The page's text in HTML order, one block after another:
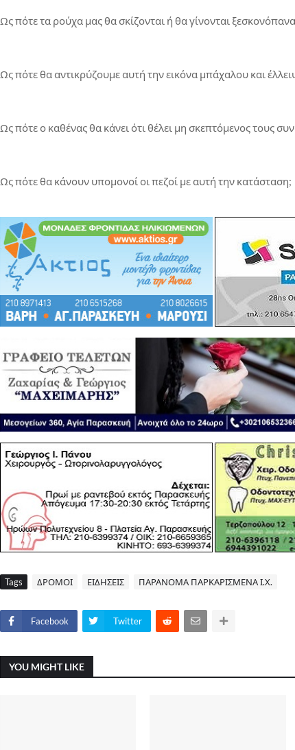
Ως πότε τα ρούχα μας θα σκίζονται ή θα γίνονται
Ως πότε θα αντικρύζουμε αυτή την εικόνα μπάχαλου και
Ως πότε ο καθένας θα κάνει ότι θέλει μη σκεπτόμενος τους
Ως πότε θα κάνουν υπομονοί οι πεζοί με αυτή την κατάσταση;
Tags ΔΡΟΜΟΙ ΕΙΔΗΣΕΙΣ ΠΑΡΑΝΟΜΑ ΠΑΡΚΑΡΙΣΜΕΝΑ Ι.Χ.
Facebook Twitter
YOU MIGHT LIKE